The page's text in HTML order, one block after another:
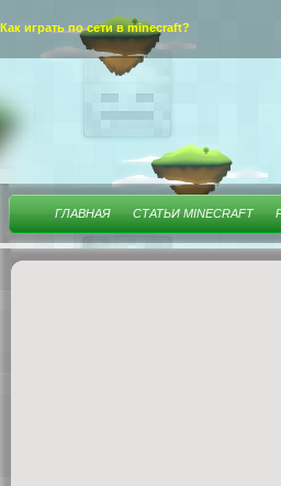
Как играть по сети в minecraft?
ГЛАВНАЯ СТАТЬИ MINECRAFT